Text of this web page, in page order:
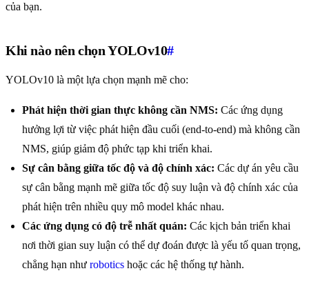
của bạn.
Khi nào nên chọn YOLOv10#
YOLOv10 là một lựa chọn mạnh mẽ cho:
Phát hiện thời gian thực không cần NMS: Các ứng dụng
hưởng lợi từ việc phát hiện đầu cuối (end-to-end) mà không cần
NMS, giúp giảm độ phức tạp khi triển khai.
Sự cân bằng giữa tốc độ và độ chính xác: Các dự án yêu cầu
sự cân bằng mạnh mẽ giữa tốc độ suy luận và độ chính xác của
phát hiện trên nhiều quy mô model khác nhau.
Các ứng dụng có độ trễ nhất quán: Các kịch bản triển khai
nơi thời gian suy luận có thể dự đoán được là yếu tố quan trọng,
chẳng hạn như robotics hoặc các hệ thống tự hành.